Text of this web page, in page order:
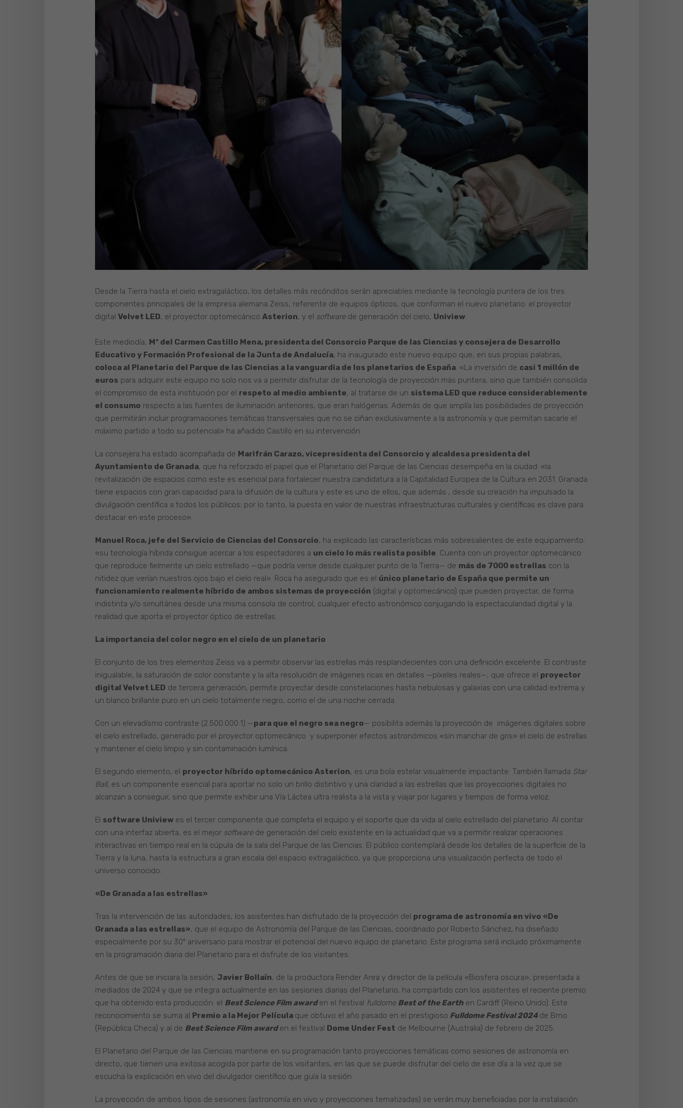
Desde la Tierra hasta el cielo extragaláctico, los detalles más recónditos serán apreciables mediante la tecnología puntera de los tres
componentes principales de la empresa alemana Zeiss, referente de equipos ópticos, que conforman el nuevo planetario: el proyector
digital Velvet LED, el proyector optomecánico Asterion, y el softwarede generación del cielo, Uniview
Este mediodía, Mª del Carmen Castillo Mena, presidenta del Consorcio Parque de las Ciencias y consejera de Desarrollo
Educativo y Formación Profesional de la Junta de Andalucía, ha inaugurado este nuevo equipo que, en sus propias palabras,
coloca al Planetario del Parque de las Ciencias a la vanguardia de los planetarios de España . «La inversión de casi 1 millón de
euros para adquirir este equipo no solo nos va a permitir disfrutar de la tecnología de proyección más puntera, sino que también consolida
el compromiso de esta institución por el respeto al medio ambiente, al tratarse de un sistema LED que reduce considerablemente
el consumo respecto a las fuentes de iluminación anteriores, que eran halógenas. Además de que amplía las posibilidades de proyección
que permitirán incluir programaciones temáticas transversales que no se ciñan exclusivamente a la astronomía y que permitan sacarle el
máximo partido a todo su potencial» ha añadido Castillo en su intervención.
La consejera ha estado acompañada de Marifrán Carazo, vicepresidenta del Consorcio y alcaldesa presidenta del
Ayuntamiento de Granada, que ha reforzado el papel que el Planetario del Parque de las Ciencias desempeña en la ciudad: «la
revitalización de espacios como este es esencial para fortalecer nuestra candidatura a la Capitalidad Europea de la Cultura en 2031. Granada
tiene espacios con gran capacidad para la difusión de la cultura y este es uno de ellos, que además , desde su creación ha impulsado la
divulgación científica a todos los públicos; por lo tanto, la puesta en valor de nuestras infraestructuras culturales y científicas es clave para
destacar en este proceso».
Manuel Roca, jefe del Servicio de Ciencias del Consorcio, ha explicado las características más sobresalientes de este equipamiento:
«su tecnología híbrida consigue acercar a los espectadores a un cielo lo más realista posible . Cuenta con un proyector optomecánico
que reproduce fielmente un cielo estrellado —que podría verse desde cualquier punto de la Tierra— de más de 7000 estrellas con la
nitidez que verían nuestros ojos bajo el cielo real». Roca ha asegurado que es el único planetario de España que permite un
funcionamiento realmente híbrido de ambos sistemas de proyección (digital y optomecánico) que pueden proyectar, de forma
indistinta y/o simultánea desde una misma consola de control, cualquier efecto astronómico conjugando la espectacularidad digital y la
realidad que aporta el proyector óptico de estrellas.
La importancia del color negro en el cielo de un planetario
El conjunto de los tres elementos Zeiss va a permitir observar las estrellas más resplandecientes con una definición excelente. El contraste
inigualable, la saturación de color constante y la alta resolución de imágenes ricas en detalles —píxeles reales—, que ofrece el proyector
digital Velvet LED de tercera generación, permite proyectar desde constelaciones hasta nebulosas y galaxias con una calidad extrema y
un blanco brillante puro en un cielo totalmente negro, como el de una noche cerrada.
Con un elevadísmo contraste (2.500.000:1) —para que el negro sea negro— posibilita además la proyección de imágenes digitales sobre
el cielo estrellado, generado por el proyector optomecánico y superponer efectos astronómicos «sin manchar de gris» el cielo de estrellas
y mantener el cielo limpio y sin contaminación lumínica.
El segundo elemento, el proyector híbrido optomecánico Asterion, es una bola estelar visualmente impactante. También llamada Star
Ball, es un componente esencial para aportar no solo un brillo distintivo y una claridad a las estrellas que las proyecciones digitales no
alcanzan a conseguir, sino que permite exhibir una Vía Láctea ultra realista a la vista y viajar por lugares y tiempos de forma veloz.
El software Uniview es el tercer componente que completa el equipo y el soporte que da vida al cielo estrellado del planetario. Al contar
con una interfaz abierta, es el mejor softwarede generación del cielo existente en la actualidad que va a permitir realizar operaciones
interactivas en tiempo real en la cúpula de la sala del Parque de las Ciencias. El público contemplará desde los detalles de la superficie de la
Tierra y la luna, hasta la estructura a gran escala del espacio extragaláctico, ya que proporciona una visualización perfecta de todo el
universo conocido.
«De Granada a las estrellas»
Tras la intervención de las autoridades, los asistentes han disfrutado de la proyección del programa de astronomía en vivo «De
Granada a las estrellas», que el equipo de Astronomía del Parque de las Ciencias, coordinado por Roberto Sánchez, ha diseñado
especialmente por su 30º aniversario para mostrar el potencial del nuevo equipo de planetario. Este programa será incluido próximamente
en la programación diaria del Planetario para el disfrute de los visitantes.
Antes de que se iniciara la sesión, Javier Bollaín, de la productora Render Area y director de la película «Biosfera oscura», presentada a
mediados de 2024 y que se integra actualmente en las sesiones diarias del Planetario, ha compartido con los asistentes el reciente premio
que ha obtenido esta producción: el Best Science Film awarden el festival fulldome Best of the Earth en Cardiff (Reino Unido). Este
reconocimiento se suma al Premio a la Mejor Película que obtuvo el año pasado en el prestigioso Fulldome Festival 2024 de Brno
(República Checa) y al de Best Science Film awarden el festival Dome Under Fest de Melbourne (Australia) de febrero de 2025.
El Planetario del Parque de las Ciencias mantiene en su programación tanto proyecciones temáticas como sesiones de astronomía en
directo, que tienen una exitosa acogida por parte de los visitantes, en las que se puede disfrutar del cielo de ese día a la vez que se
escucha la explicación en vivo del divulgador científico que guía la sesión.
La proyección de ambos tipos de sesiones (astronomía en vivo y proyecciones tematizadas) se verán muy beneficiadas por la instalación